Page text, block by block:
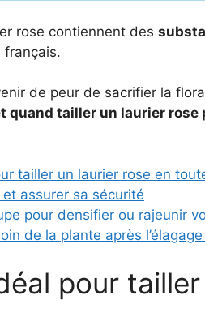
rose contiennent des
français.
de peur de sacrifier la
quand tailler un laurier
tailler un laurier rose en
assurer sa sécurité
pour densifier ou rajeunir
de la plante après l’élagage
pour